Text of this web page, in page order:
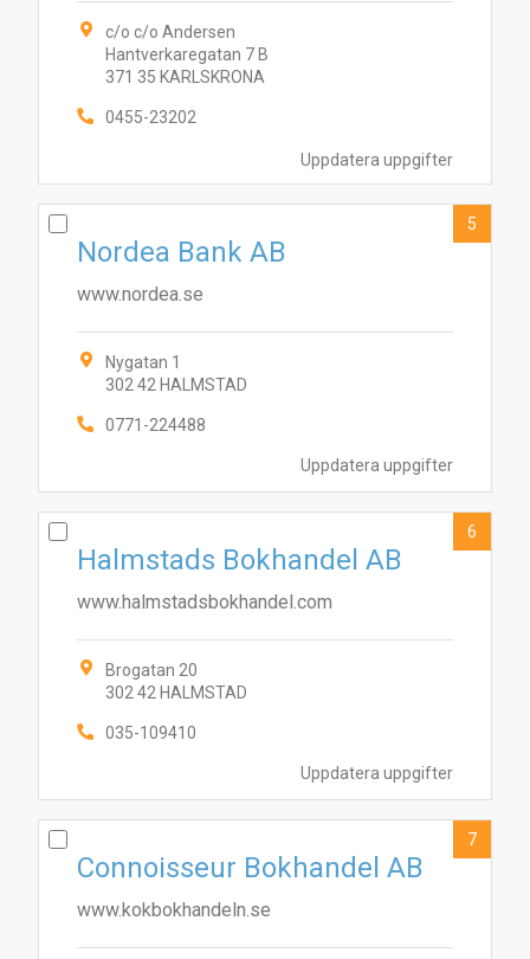
Uppdatera uppgifter
c/o c/o Andersen
Hantverkaregatan 7 B
371 35 KARLSKRONA
0455-23202
Uppdatera uppgifter
Nordea Bank AB
www.nordea.se
Nygatan 1
302 42 HALMSTAD
0771-224488
5
Uppdatera uppgifter
Halmstads Bokhandel AB
www.halmstadsbokhandel.com
Brogatan 20
302 42 HALMSTAD
035-109410
6
Connoisseur Bokhandel AB
www.kokbokhandeln.se
7